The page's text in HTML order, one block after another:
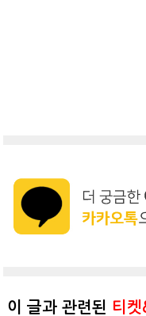
이 글과 관련된 티켓